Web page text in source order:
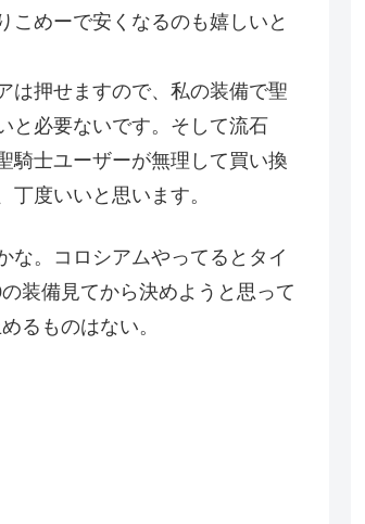
こめーで安くなるのも嬉しいと
は押せますので、私の装備で聖
と必要ないです。そして流石
騎士ユーザーが無理して買い換
度いいと思います。
な。コロシアムやってるとタイ
装備見てから決めようと思って
るものはない。